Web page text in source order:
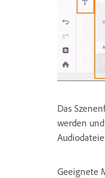
Das
werden
Geeignete